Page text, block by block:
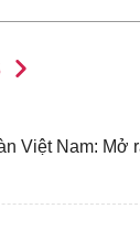
Việt Nam: Mở